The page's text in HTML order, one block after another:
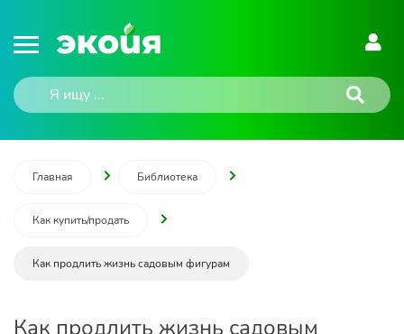
Главная Библиотека
Как купить/продать
Как продлить жизнь садовым фигурам
Как продлить жизнь садовым